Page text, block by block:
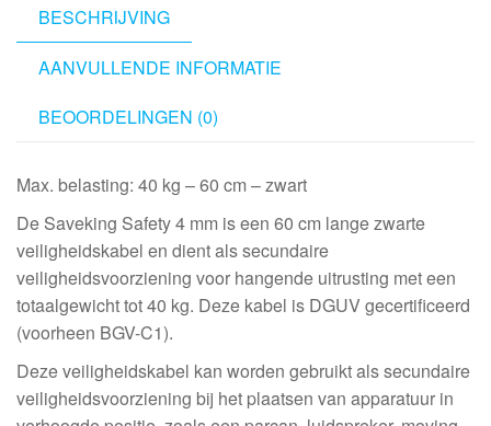
Black
aantal
BESCHRIJVING
AANVULLENDE INFORMATIE
BEOORDELINGEN (0)
Max. belasting: 40 kg – 60 cm – zwart
De Saveking Safety 4 mm is een 60 cm lange zwarte
veiligheidskabel en dient als secundaire
veiligheidsvoorziening voor hangende uitrusting met een
totaalgewicht tot 40 kg. Deze kabel is DGUV gecertificeerd
(voorheen BGV-C1).
Deze veiligheidskabel kan worden gebruikt als secundaire
veiligheidsvoorziening bij het plaatsen van apparatuur in